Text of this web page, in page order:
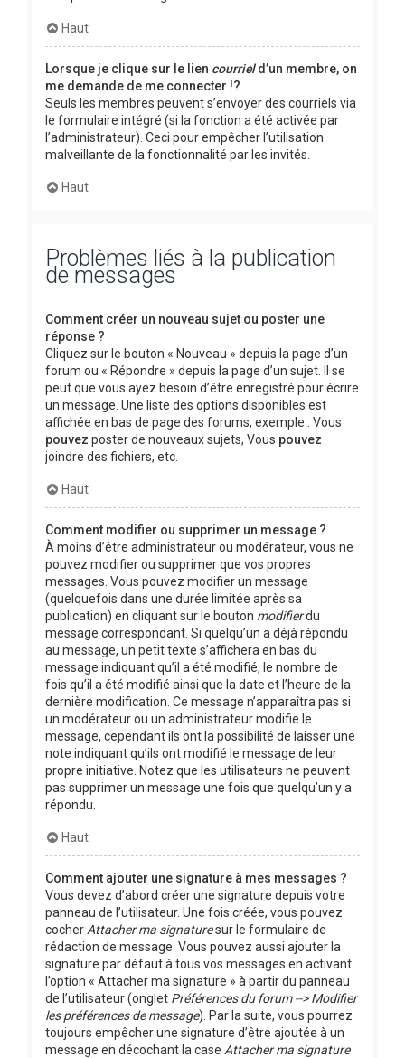
Haut
Lorsque je clique sur le lien courrield’un membre, on
me demande de me connecter !?
Seuls les membres peuvent s’envoyer des courriels via
le formulaire intégré (si la fonction a été activée par
l’administrateur). Ceci pour empêcher l’utilisation
malveillante de la fonctionnalité par les invités.
Haut
Problèmes liés à la publication
de messages
Comment créer un nouveau sujet ou poster une
réponse ?
Cliquez sur le bouton « Nouveau » depuis la page d’un
forum ou « Répondre » depuis la page d’un sujet. Il se
peut que vous ayez besoin d’être enregistré pour écrire
un message. Une liste des options disponibles est
affichée en bas de page des forums, exemple : Vous
pouvez poster de nouveaux sujets, Vous pouvez
joindre des fichiers, etc.
Haut
Comment modifier ou supprimer un message ?
À moins d’être administrateur ou modérateur, vous ne
pouvez modifier ou supprimer que vos propres
messages. Vous pouvez modifier un message
(quelquefois dans une durée limitée après sa
publication) en cliquant sur le bouton modifierdu
message correspondant. Si quelqu’un a déjà répondu
au message, un petit texte s’affichera en bas du
message indiquant qu’il a été modifié, le nombre de
fois qu’il a été modifié ainsi que la date et l’heure de la
dernière modification. Ce message n’apparaîtra pas si
un modérateur ou un administrateur modifie le
message, cependant ils ont la possibilité de laisser une
note indiquant qu’ils ont modifié le message de leur
propre initiative. Notez que les utilisateurs ne peuvent
pas supprimer un message une fois que quelqu’un y a
répondu.
Haut
Comment ajouter une signature à mes messages ?
Vous devez d’abord créer une signature depuis votre
panneau de l’utilisateur. Une fois créée, vous pouvez
cocher Attacher ma signaturesur le formulaire de
rédaction de message. Vous pouvez aussi ajouter la
signature par défaut à tous vos messages en activant
l’option « Attacher ma signature » à partir du panneau
de l’utilisateur (onglet Préférences du forum --> Modifier
les préférences de message). Par la suite, vous pourrez
toujours empêcher une signature d’être ajoutée à un
message en décochant la case Attacher ma signature